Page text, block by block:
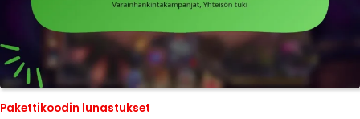
Pakettikoodin lunastukset